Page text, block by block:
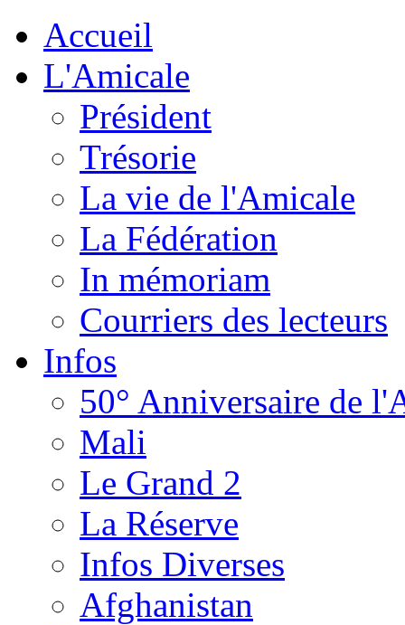
Accueil
L'Amicale
Président
Trésorie
La vie de l'Amicale
La Fédération
In mémoriam
Courriers des lecteurs
Infos
50° Anniversaire de
Mali
Le Grand 2
La Réserve
Infos Diverses
Afghanistan